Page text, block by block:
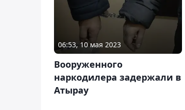
06:53, 10 мая 2023
Вооруженного
наркодилера задержали в
Атырау